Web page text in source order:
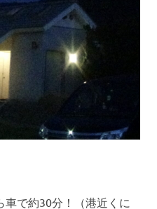
で約30分！（港近くに